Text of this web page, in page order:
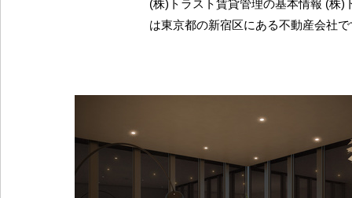
(株)トラスト賃貸管理の基本情報 (株)
は東京都の新宿区にある不動産会社